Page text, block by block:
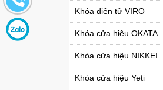
Khóa điện tử VIRO
Khóa cửa hiệu OKATA
Khóa cửa hiệu NIKKEI
Khóa cửa hiệu Yeti